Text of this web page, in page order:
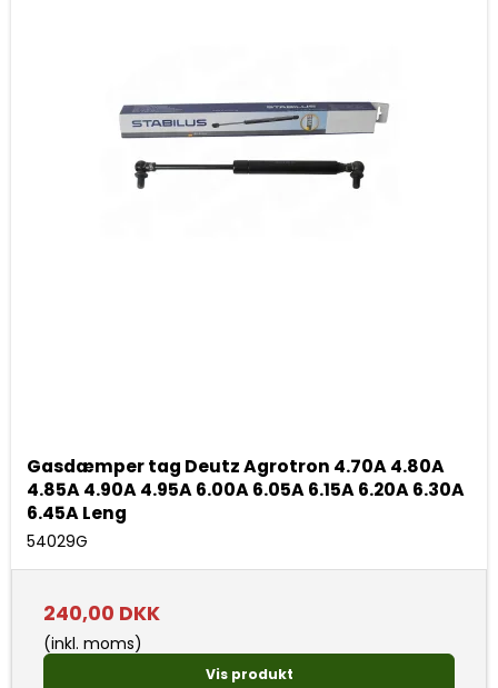
Gasdæmper tag Deutz Agrotron 4.70A 4.80A
4.85A 4.90A 4.95A 6.00A 6.05A 6.15A 6.20A 6.30A
6.45A Leng
54029G
240,00 DKK
(inkl. moms)
Vis produkt